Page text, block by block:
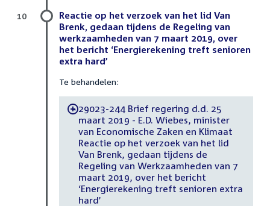
Reactie op het verzoek van het lid Van
Brenk, gedaan tijdens de Regeling van
werkzaamheden van 7 maart 2019, over
het bericht ‘Energierekening treft senioren
extra hard’
Te behandelen:
-29023-244 Brief regering d.d. 25
maart 2019 - E.D. Wiebes, minister
van Economische Zaken en Klimaat
Reactie op het verzoek van het lid
Van Brenk, gedaan tijdens de
Regeling van Werkzaamheden van 7
maart 2019, over het bericht
‘Energierekening treft senioren extra
hard’
10